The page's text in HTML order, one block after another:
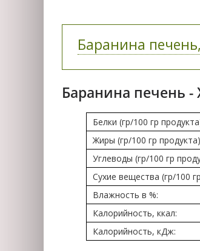
Баранина
Баранина печень -
Белки (гр/100 гр
Жиры (гр/100 гр
Углеводы (гр/100 гр
Сухие вещества (гр/100
Влажность в %:
Калорийность, ккал:
Калорийность, кДж: